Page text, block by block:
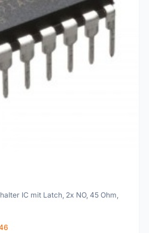
IC mit Latch, 2x NO, 45 Ohm,